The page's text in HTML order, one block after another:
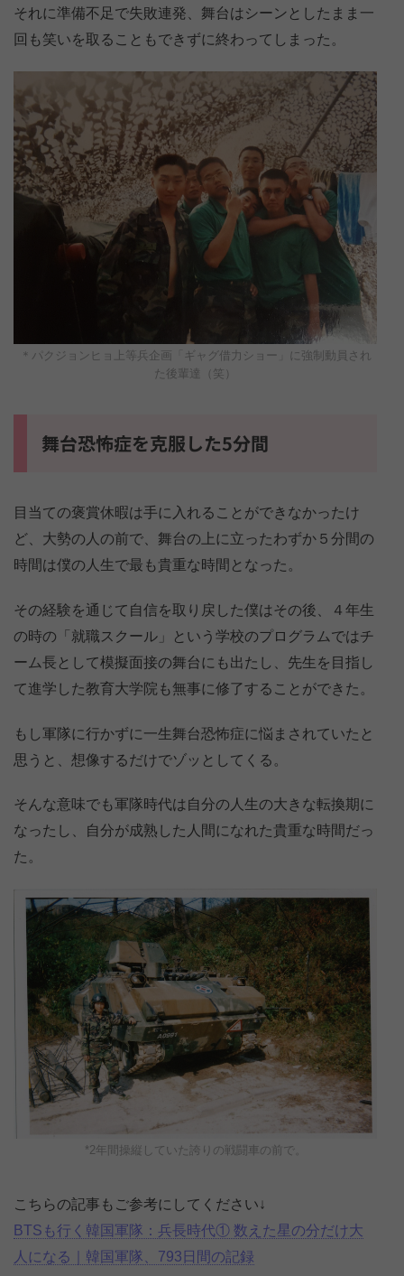
それに準備不足で失敗連発、舞台はシーンとしたまま一
回も笑いを取ることもできずに終わってしまった。
＊パクジョンヒョ上等兵企画「ギャグ借力ショー」に強制動員され
た後輩達（笑）
舞台恐怖症を克服した5分間
目当ての褒賞休暇は手に入れることができなかったけ
ど、大勢の人の前で、舞台の上に立ったわずか５分間の
時間は僕の人生で最も貴重な時間となった。
その経験を通じて自信を取り戻した僕はその後、４年生
の時の「就職スクール」という学校のプログラムではチ
ーム長として模擬面接の舞台にも出たし、先生を目指し
て進学した教育大学院も無事に修了することができた。
もし軍隊に行かずに一生舞台恐怖症に悩まされていたと
思うと、想像するだけでゾッとしてくる。
そんな意味でも軍隊時代は自分の人生の大きな転換期に
なったし、自分が成熟した人間になれた貴重な時間だっ
た。
*2年間操縦していた誇りの戦闘車の前で。
こちらの記事もご参考にしてください↓
BTSも行く韓国軍隊：兵長時代① 数えた星の分だけ大
人になる｜韓国軍隊、793日間の記録